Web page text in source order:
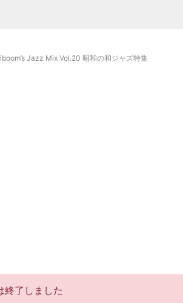
Jazz Mix Vol.20 昭和の和ジャズ特集
終了しました